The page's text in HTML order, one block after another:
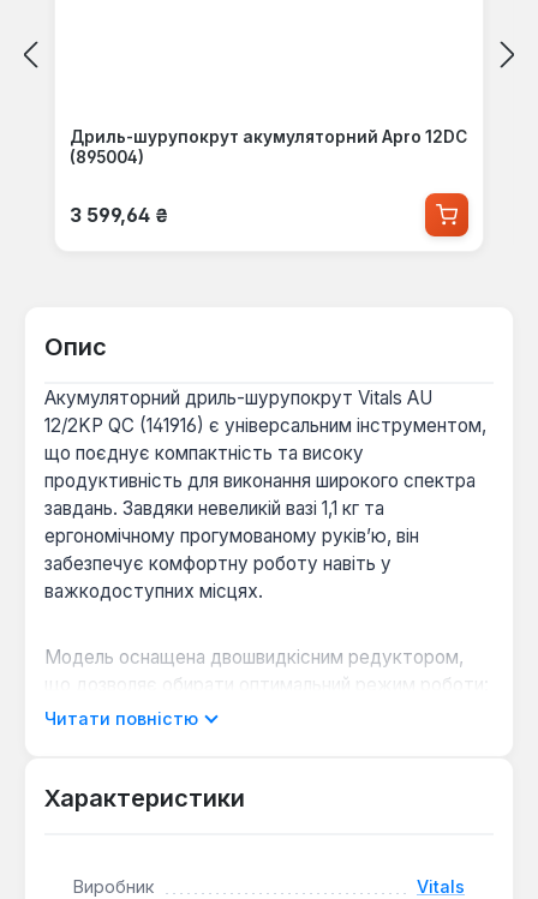
Дриль-шурупокрут акумуляторний Apro 12DC
(895004)
Звичайна ціна:
3 599,64 ₴
Опис
Акумуляторний дриль-шурупокрут Vitals AU
12/2KP QC (141916) є універсальним інструментом,
що поєднує компактність та високу
продуктивність для виконання широкого спектра
завдань. Завдяки невеликій вазі 1,1 кг та
ергономічному прогумованому руків’ю, він
забезпечує комфортну роботу навіть у
важкодоступних місцях.
Модель оснащена двошвидкісним редуктором,
що дозволяє обирати оптимальний режим роботи:
від 0 до 400 об/хв для точного закручування та від
ефективне свердління отворів діаметром до 20
легко трансформується в патрон Hex 1/4’’, що
Читати повністю
Характеристики
Виробник Vitals